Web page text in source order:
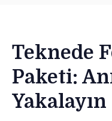
Special Day
List of water
Additional
Türkçe
English
Teknede
Paketi:
Yakalayın